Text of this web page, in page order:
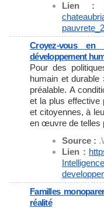
Lien :
Croyez-vous en
développement
Pour des
humain et
préalable. A
et la plus effective
et citoyennes, à
en œuvre de telles
Source :
Lien :
Familles
réalité